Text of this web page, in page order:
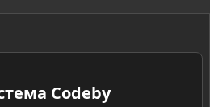
Codeby